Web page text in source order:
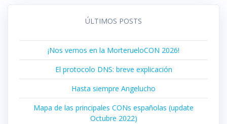
ÚLTIMOS POSTS
¡Nos vemos en la MorterueloCON 2026!
El protocolo DNS: breve explicación
Hasta siempre Angelucho
Mapa de las principales CONs españolas (update
Octubre 2022)